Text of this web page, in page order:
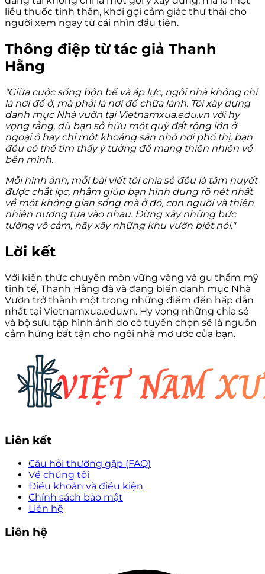
liều thuốc tinh thần, khơi gợi cảm giác thư thái cho
người xem ngay từ cái nhìn đầu tiên.
Thông điệp từ tác giả Thanh
Hằng
"Giữa cuộc sống bộn bề và áp lực, ngôi nhà không chỉ
là nơi để ở, mà phải là nơi để chữa lành. Tôi xây dựng
danh mục Nhà vườn tại Vietnamxua.edu.vn với hy
vọng rằng, dù bạn sở hữu một quỹ đất rộng lớn ở
ngoại ô hay chỉ một khoảng sân nhỏ nơi phố thị, bạn
đều có thể tìm thấy ý tưởng để mang thiên nhiên về
bên mình.
Mỗi hình ảnh, mỗi bài viết tôi chia sẻ đều là tâm huyết
được chắt lọc, nhằm giúp bạn hình dung rõ nét nhất
về một không gian sống mà ở đó, con người và thiên
nhiên nương tựa vào nhau. Đừng xây những bức
tường vô cảm, hãy xây những khu vườn biết nói."
Lời kết
Với kiến thức chuyên môn vững vàng và gu thẩm mỹ
tinh tế, Thanh Hằng đã và đang biến danh mục Nhà
Vườn trở thành một trong những điểm đến hấp dẫn
nhất tại Vietnamxua.edu.vn. Hy vọng những chia sẻ
và bộ sưu tập hình ảnh do cô tuyển chọn sẽ là nguồn
cảm hứng bất tận cho ngôi nhà mơ ước của bạn.
Liên kết
Câu hỏi thường gặp (FAQ)
Về chúng tôi
Điều khoản và điều kiện
Chính sách bảo mật
Liên hệ
Liên hệ